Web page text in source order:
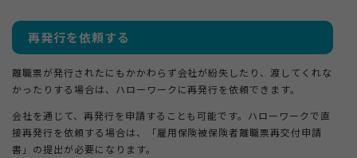
再発行を依頼する
離職票が発行されたにもかかわらず会社が紛失したり、渡してくれな
かったりする場合は、ハローワークに再発行を依頼できます。
会社を通じて、再発行を申請することも可能です。ハローワークで直
接再発行を依頼する場合は、「雇用保険被保険者離職票再交付申請
書」の提出が必要になります。